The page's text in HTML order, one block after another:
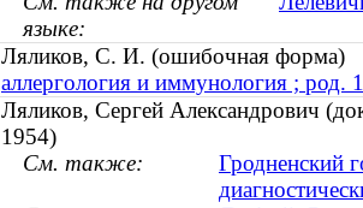
языке:
Ляликов, С. И. (ошибочная
аллергология и иммунология ; род.
Ляликов, Сергей Александрович
1954)
См. также:
Гродненский